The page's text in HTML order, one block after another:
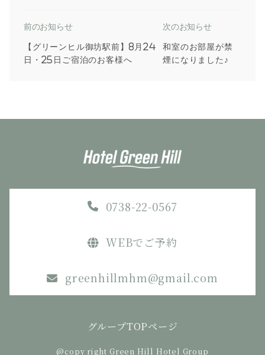
前のお知らせ
【グリーンヒル御坊駅前】8月24
日・25日ご宿泊のお客様へ
次のお知らせ
和室のお部屋が禁
煙になりました♪
0738-22-0567
WEBでご予約
greenhillmhm@gmail.com
グループTOPページ
@copy right Green Hill Hotel Group